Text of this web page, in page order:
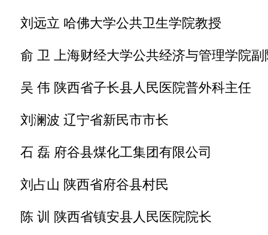
刘远立 哈佛大学公共卫生学院教授
俞 卫 上海财经大学公共经济与管理学院副
吴 伟 陕西省子长县人民医院普外科主任
刘澜波 辽宁省新民市市长
石 磊 府谷县煤化工集团有限公司
刘占山 陕西省府谷县村民
陈 训 陕西省镇安县人民医院院长